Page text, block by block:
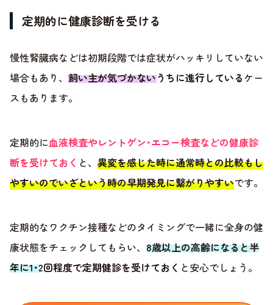
定期的に健康診断を受ける
慢性腎臓病などは初期段階では症状がハッキリしていない
場合もあり、 飼い主が気づかないうちに進行している ケー
スもあります。
定期的に血液検査やレントゲン･エコー検査などの健康診
断を受けておく と、 異変を感じた時に通常時との比較もし
やすいのでいざという時の早期発見に繋がりやすいです。
定期的なワクチン接種などのタイミングで一緒に全身の健
康状態をチェックしてもらい、 8歳以上の高齢になると半
年に1･2回程度で定期健診を受けておく と安心でしょう。